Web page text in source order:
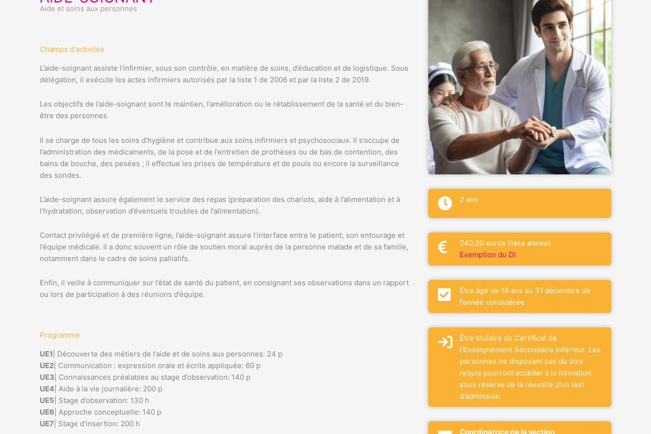
Aide et soins aux personnes
Champs d'activités
L’aide-soignant assiste l’infirmier, sous son contrôle, en matière de soins, d’éducation et de logistique. Sous
délégation, il exécute les actes infirmiers autorisés par la liste 1 de 2006 et par la liste 2 de 2019.
Les objectifs de l’aide-soignant sont le maintien, l’amélioration ou le rétablissement de la santé et du bien-
être des personnes.
Il se charge de tous les soins d’hygiène et contribue aux soins infirmiers et psychosociaux. Il s’occupe de
l’administration des médicaments, de la pose et de l’entretien de prothèses ou de bas de contention, des
bains de bouche, des pesées ; il effectue les prises de température et de pouls ou encore la surveillance
des sondes.
L’aide-soignant assure également le service des repas (préparation des chariots, aide à l’alimentation et à
l’hydratation, observation d’éventuels troubles de l’alimentation).
Contact privilégié et de première ligne, l’aide-soignant assure l’interface entre le patient, son entourage et
l’équipe médicale. Il a donc souvent un rôle de soutien moral auprès de la personne malade et de sa famille,
notamment dans le cadre de soins palliatifs.
Enfin, il veille à communiquer sur l’état de santé du patient, en consignant ses observations dans un rapport
ou lors de participation à des réunions d’équipe.
Programme
UE1 | Découverte des métiers de l’aide et de soins aux personnes: 24 p
UE2 | Communication : expression orale et écrite appliquée: 60 p
UE3 | Connaissances préalables au stage d’observation: 140 p
UE4 | Aide à la vie journalière: 200 p
UE5 | Stage d’observation: 130 h
UE6 | Approche conceptuelle: 140 p
UE7 | Stage d’insertion: 200 h
2 ans
240,20 euros (1ère année)
Exemption du DI
Être âgé de 18 ans au 31 décembre de
l’année considérée
Être titulaire du Certificat de
l’Enseignement Secondaire Inférieur. Les
personnes ne disposant pas du titre
requis pourront accéder à la formation
sous réserve de la réussite d’un test
d’admission
Coordinatrice de la section :